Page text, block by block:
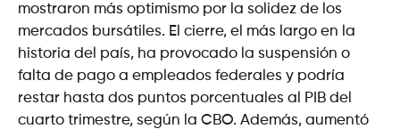
mostraron más optimismo por la solidez de los
mercados bursátiles. El cierre, el más largo en la
historia del país, ha provocado la suspensión o
falta de pago a empleados federales y podría
restar hasta dos puntos porcentuales al PIB del
cuarto trimestre, según la CBO. Además, aumentó